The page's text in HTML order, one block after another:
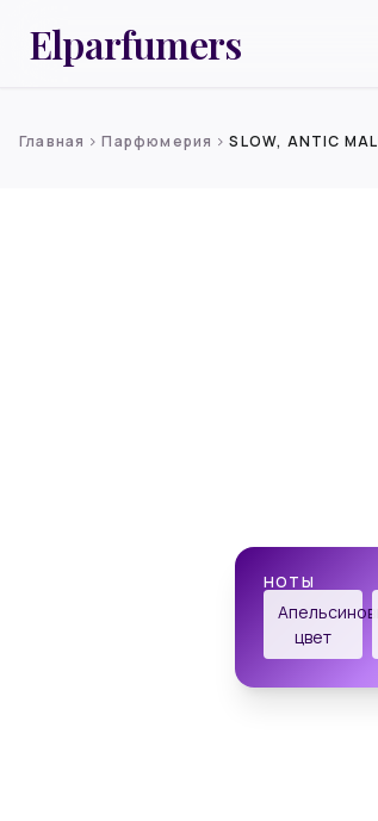
Elparfumers
Главная chevron_rightПарфюмерия chevron_rightSLOW, ANTIC
НОТЫ
цвет